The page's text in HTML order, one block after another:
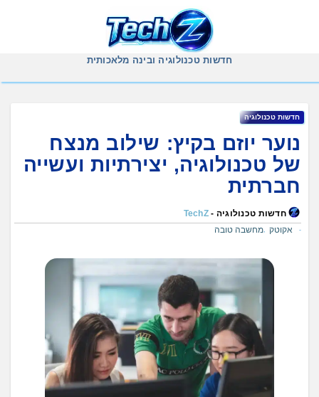
חדשות טכנולוגיה ובינה מלאכותית
חדשות טכנולוגיה
נוער יוזם בקיץ: שילוב מנצח
של טכנולוגיה, יצירתיות ועשייה
חברתית
חדשות טכנולוגיה -TechZ
אקוטק מחשבה טובה